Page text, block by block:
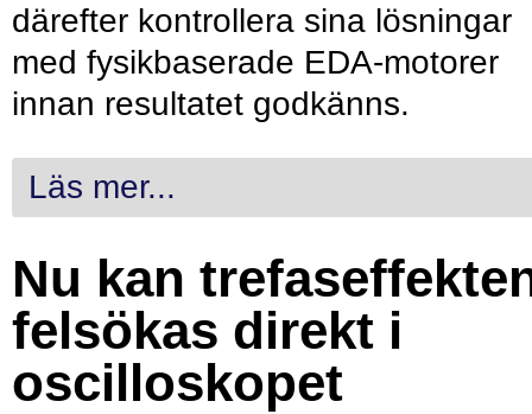
därefter kontrollera sina lösningar
med fysikbaserade EDA-motorer
innan resultatet godkänns.
Läs mer...
Nu kan
felsökas direkt i
oscilloskopet